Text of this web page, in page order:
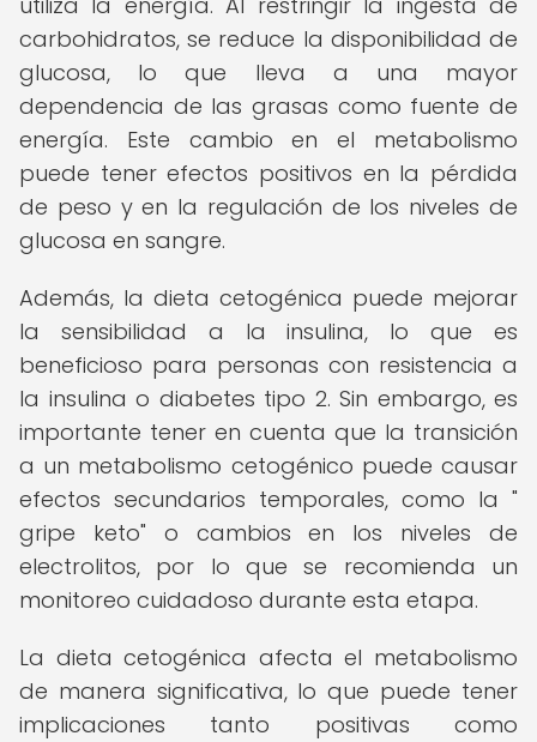
carbohidratos, se reduce la disponibilidad de
glucosa, lo que lleva a una mayor
dependencia de las grasas como fuente de
energía. Este cambio en el metabolismo
puede tener efectos positivos en la pérdida
de peso y en la regulación de los niveles de
glucosa en sangre.
Además, la dieta cetogénica puede mejorar
la sensibilidad a la insulina, lo que es
beneficioso para personas con resistencia a
la insulina o diabetes tipo 2. Sin embargo, es
importante tener en cuenta que la transición
a un metabolismo cetogénico puede causar
efectos secundarios temporales, como la "
gripe keto" o cambios en los niveles de
electrolitos, por lo que se recomienda un
monitoreo cuidadoso durante esta etapa.
La dieta cetogénica afecta el metabolismo
de manera significativa, lo que puede tener
implicaciones tanto positivas como